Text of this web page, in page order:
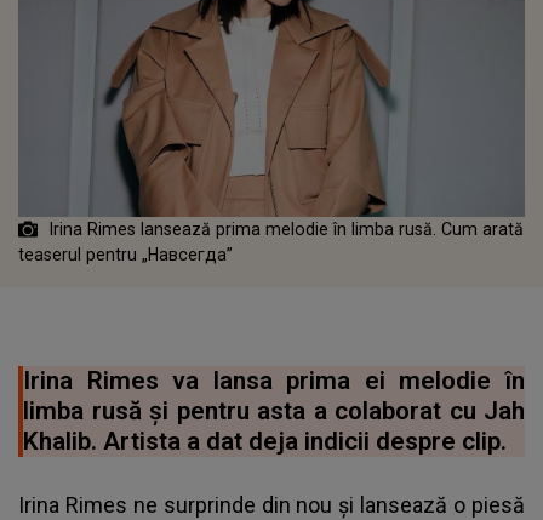
Irina Rimes lansează prima melodie în limba rusă. Cum arată
teaserul pentru „Навсегда”
Irina Rimes va lansa prima ei melodie în
limba rusă şi pentru asta a colaborat cu Jah
Khalib. Artista a dat deja indicii despre clip.
Irina Rimes ne surprinde din nou şi lansează o piesă